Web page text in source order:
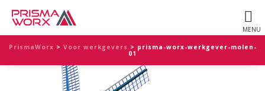
PrismaWorx > Voor werkgevers > prisma-worx-werkgever-molen-
01